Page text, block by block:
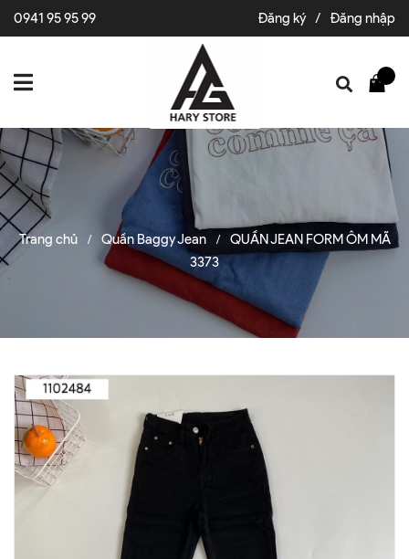
0941 95 95 99 Đăng ký / Đăng nhập
Trang chủ / Quần Baggy Jean /
QUẦN JEAN FORM ÔM MÃ
3373